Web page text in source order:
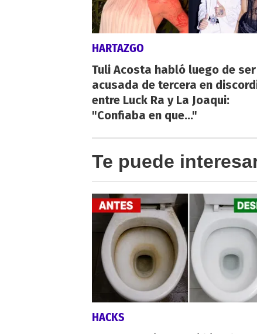
HARTAZGO
Tuli Acosta habló luego de ser
acusada de tercera en
entre Luck Ra y La Joaqui:
"Confiaba en que..."
Te puede
HACKS